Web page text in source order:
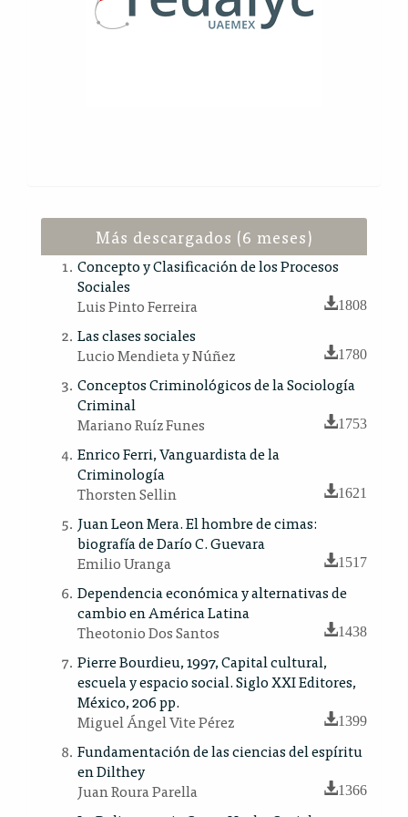
Más descargados (6 meses)
Concepto y Clasificación de los Procesos
Sociales
Luis Pinto Ferreira
1808
Las clases sociales
Lucio Mendieta y Núñez
1780
Conceptos Criminológicos de la Sociología
Criminal
Mariano Ruíz Funes
1753
Enrico Ferri, Vanguardista de la
Criminología
Thorsten Sellin
1621
Juan Leon Mera. El hombre de cimas:
biografía de Darío C. Guevara
Emilio Uranga
1517
Dependencia económica y alternativas de
cambio en América Latina
Theotonio Dos Santos
1438
Pierre Bourdieu, 1997, Capital cultural,
escuela y espacio social. Siglo XXI Editores,
México, 206 pp.
Miguel Ángel Vite Pérez
1399
Fundamentación de las ciencias del espíritu
en Dilthey
Juan Roura Parella
1366